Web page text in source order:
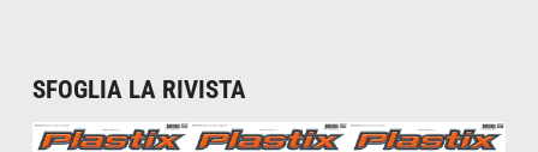
SFOGLIA LA RIVISTA